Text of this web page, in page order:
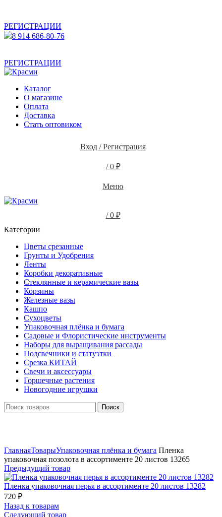
РЕГИСТРАЦИИ
8 914 686-80-76
РЕГИСТРАЦИИ
Каталог
О магазине
Оплата
Доставка
Стать оптовиком
Вход / Регистрация
/ 0 ₽
Меню
/ 0 ₽
Категории
Цветы срезанные
Грунты и Удобрения
Ленты
Коробки декоративные
Стеклянные и керамические вазы
Корзины
Железные вазы
Кашпо
Сухоцветы
Упаковочная плёнка и бумага
Садовые и Флористические инструменты
Наборы для выращивания рассады
Подсвечники и статуэтки
Срезка КИТАЙ
Свечи и аксессуары
Горшечные растения
Новогодние игрушки
Поиск
ГлавнаяТоварыУпаковочная плёнка и бумага Пленка
упаковочная позолота в ассортименте 20 листов 13265
Предыдущий товар
Пленка упаковочная перья в ассортименте 20 листов 13282
720 ₽
Назад к товарам
Следующий товар